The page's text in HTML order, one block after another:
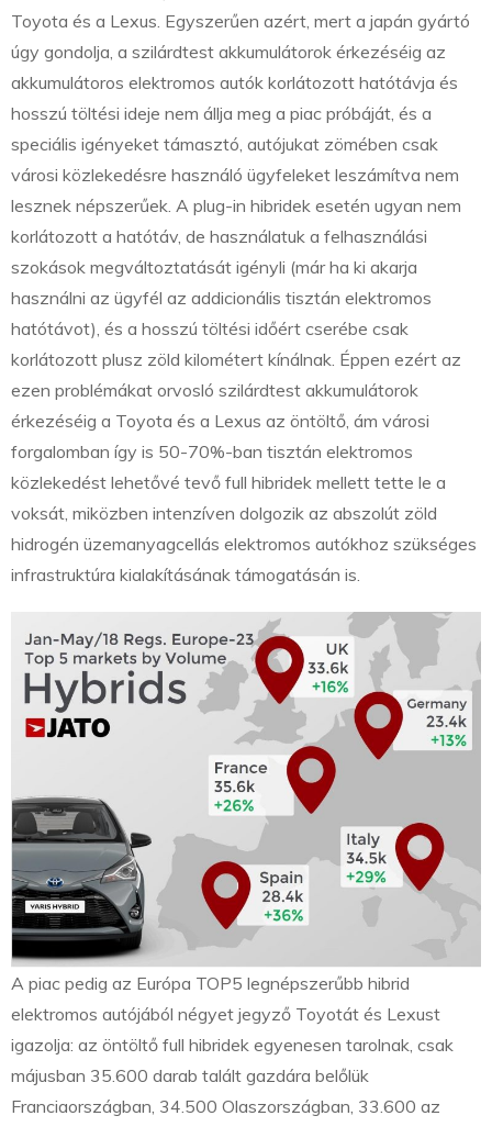
Toyota és a Lexus. Egyszerűen azért, mert a japán gyártó
úgy gondolja, a szilárdtest akkumulátorok érkezéséig az
akkumulátoros elektromos autók korlátozott hatótávja és
hosszú töltési ideje nem állja meg a piac próbáját, és a
speciális igényeket támasztó, autójukat zömében csak
városi közlekedésre használó ügyfeleket leszámítva nem
lesznek népszerűek. A plug-in hibridek esetén ugyan nem
korlátozott a hatótáv, de használatuk a felhasználási
szokások megváltoztatását igényli (már ha ki akarja
használni az ügyfél az addicionális tisztán elektromos
hatótávot), és a hosszú töltési időért cserébe csak
korlátozott plusz zöld kilométert kínálnak. Éppen ezért az
ezen problémákat orvosló szilárdtest akkumulátorok
érkezéséig a Toyota és a Lexus az öntöltő, ám városi
forgalomban így is 50-70%-ban tisztán elektromos
közlekedést lehetővé tevő full hibridek mellett tette le a
voksát, miközben intenzíven dolgozik az abszolút zöld
hidrogén üzemanyagcellás elektromos autókhoz szükséges
infrastruktúra kialakításának támogatásán is.
A piac pedig az Európa TOP5 legnépszerűbb hibrid
elektromos autójából négyet jegyző Toyotát és Lexust
igazolja: az öntöltő full hibridek egyenesen tarolnak, csak
májusban 35.600 darab talált gazdára belőlük
Franciaországban, 34.500 Olaszországban, 33.600 az